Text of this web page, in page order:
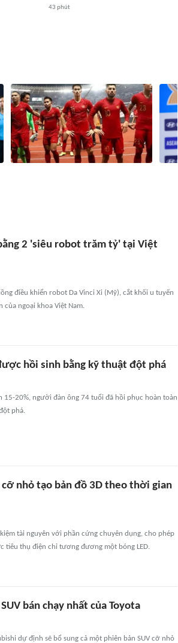
43 phút
2 'siêu robot trăm tỷ' tại Việt
điều khiển robot Da Vinci Xi (Mỹ), cắt khối u tuyến
ngoại khoa Việt Nam.
hồi sinh bằng kỹ thuật đột phá
20%, người đàn ông 74 tuổi đã hồi phục hoàn toàn
phá.
nhỏ tạo bản đồ 3D theo thời gian
tài nguyên với phần cứng chuyên dụng, cho phép
tiêu thụ điện chỉ tương đương một bóng LED.
bán chạy nhất của Toyota
dự định sẽ bổ sung cả một phiên bản SUV cỡ nhỏ